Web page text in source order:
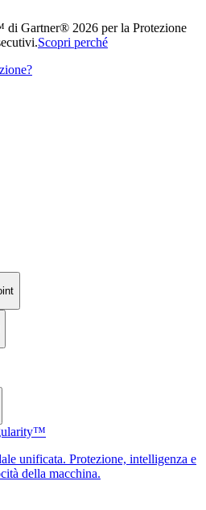
Gartner® 2026 per la Protezione
Scopri perché
unificata. Protezione, intelligenza e
della macchina.